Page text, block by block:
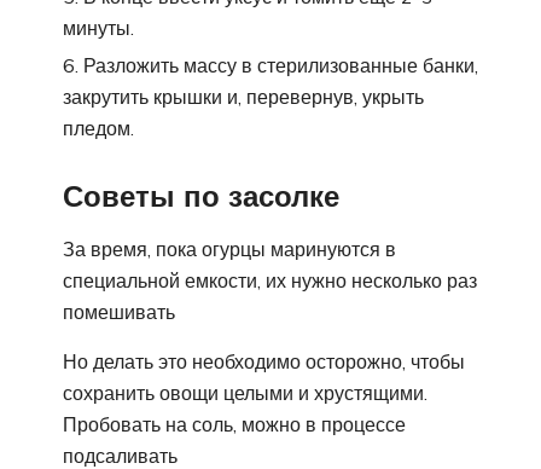
минуты.
Разложить массу в стерилизованные банки,
закрутить крышки и, перевернув, укрыть
пледом.
Советы по засолке
За время, пока огурцы маринуются в
специальной емкости, их нужно несколько раз
помешивать
Но делать это необходимо осторожно, чтобы
сохранить овощи целыми и хрустящими.
Пробовать на соль, можно в процессе
подсаливать